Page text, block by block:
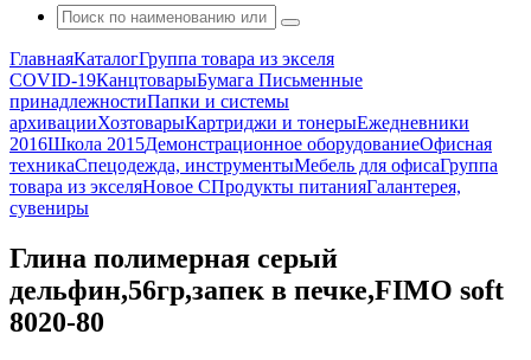
ГлавнаяКаталогГруппа товара из экселя
COVID-19КанцтоварыБумага Письменные
принадлежностиПапки и системы
архивацииХозтоварыКартриджи и тонерыЕжедневники
2016Школа 2015Демонстрационное оборудованиеОфисная
техникаСпецодежда, инструментыМебель для офисаГруппа
товара из экселяНовое СПродукты питанияГалантерея,
сувениры
Глина полимерная серый
дельфин,56гр,запек в печке,FIMO soft
8020-80